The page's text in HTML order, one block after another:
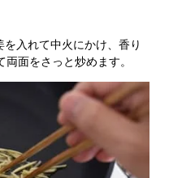
を入れて中火にかけ、香り
面をさっと炒めます。